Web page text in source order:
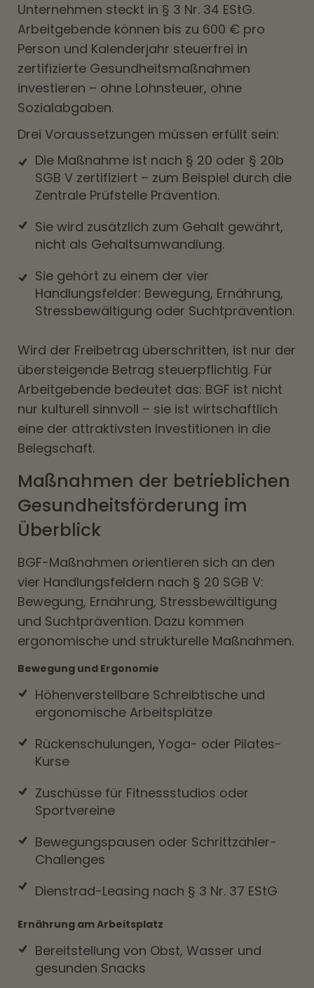
Unternehmen steckt in § 3 Nr. 34 EStG.
Arbeitgebende können bis zu 600 € pro
Person und Kalenderjahr steuerfrei in
zertifizierte Gesundheitsmaßnahmen
investieren – ohne Lohnsteuer, ohne
Sozialabgaben.
Drei Voraussetzungen müssen erfüllt sein:
Die Maßnahme ist nach § 20 oder § 20b
SGB V zertifiziert – zum Beispiel durch die
Zentrale Prüfstelle Prävention.
Sie wird zusätzlich zum Gehalt gewährt,
nicht als Gehaltsumwandlung.
Sie gehört zu einem der vier
Handlungsfelder: Bewegung, Ernährung,
Stressbewältigung oder Suchtprävention.
Wird der Freibetrag überschritten, ist nur der
übersteigende Betrag steuerpflichtig. Für
Arbeitgebende bedeutet das: BGF ist nicht
nur kulturell sinnvoll – sie ist wirtschaftlich
eine der attraktivsten Investitionen in die
Belegschaft.
Maßnahmen der betrieblichen
Gesundheitsförderung im
Überblick
BGF-Maßnahmen orientieren sich an den
vier Handlungsfeldern nach § 20 SGB V:
Bewegung, Ernährung, Stressbewältigung
und Suchtprävention. Dazu kommen
ergonomische und strukturelle Maßnahmen.
Bewegung und Ergonomie
Höhenverstellbare Schreibtische und
ergonomische Arbeitsplätze
Rückenschulungen, Yoga- oder Pilates-
Kurse
Zuschüsse für Fitnessstudios oder
Sportvereine
Bewegungspausen oder Schrittzähler-
Challenges
Dienstrad-Leasing nach § 3 Nr. 37 EStG
Ernährung am Arbeitsplatz
Bereitstellung von Obst, Wasser und
gesunden Snacks